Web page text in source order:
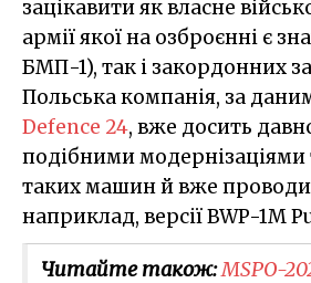
зацікавити як власне
армії якої на озброєнні є
БМП-1), так і закордонних
Польська компанія, за
Defence 24, вже досить
подібними
таких машин й вже
наприклад, версії BWP-1M
Читайте також:MSPO-